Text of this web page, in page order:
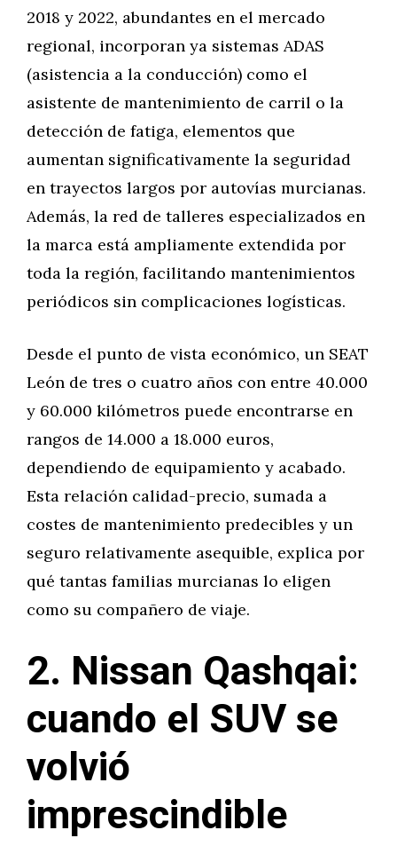
2018 y 2022, abundantes en el mercado
regional, incorporan ya sistemas ADAS
(asistencia a la conducción) como el
asistente de mantenimiento de carril o la
detección de fatiga, elementos que
aumentan significativamente la seguridad
en trayectos largos por autovías murcianas.
Además, la red de talleres especializados en
la marca está ampliamente extendida por
toda la región, facilitando mantenimientos
periódicos sin complicaciones logísticas.
Desde el punto de vista económico, un SEAT
León de tres o cuatro años con entre 40.000
y 60.000 kilómetros puede encontrarse en
rangos de 14.000 a 18.000 euros,
dependiendo de equipamiento y acabado.
Esta relación calidad-precio, sumada a
costes de mantenimiento predecibles y un
seguro relativamente asequible, explica por
qué tantas familias murcianas lo eligen
como su compañero de viaje.
2. Nissan Qashqai:
cuando el SUV se
volvió
imprescindible